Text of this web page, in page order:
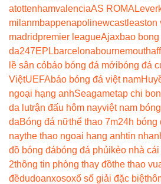
atottenhamvalenciaAS ROMA
milanmbappenapolinewcastleaston
madridpremier leagueAjaxbao bong
da247EPLbarcelonabournemouth
lề sân cỏbáo bóng đá mớibóng đá
ViệtUEFAbáo bóng đá việt nam
ngoại hạng anhSeagametap chi
da lutrận đấu hôm nayviệt nam
daBóng đá nữthể thao 7m24h bóng
naythe thao ngoai hang anhtin
đồ bóng đábóng đá phủikèo nhà
2thông tin phòng thay đồthe thao
đềdudoanxosoxổ số giải đặc biệt